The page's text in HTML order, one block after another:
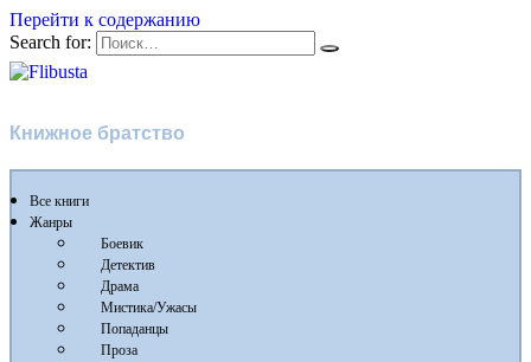
Перейти к содержанию
Search for:
Книжное братство
Все книги
Жанры
Боевик
Детектив
Драма
Мистика/Ужасы
Попаданцы
Проза